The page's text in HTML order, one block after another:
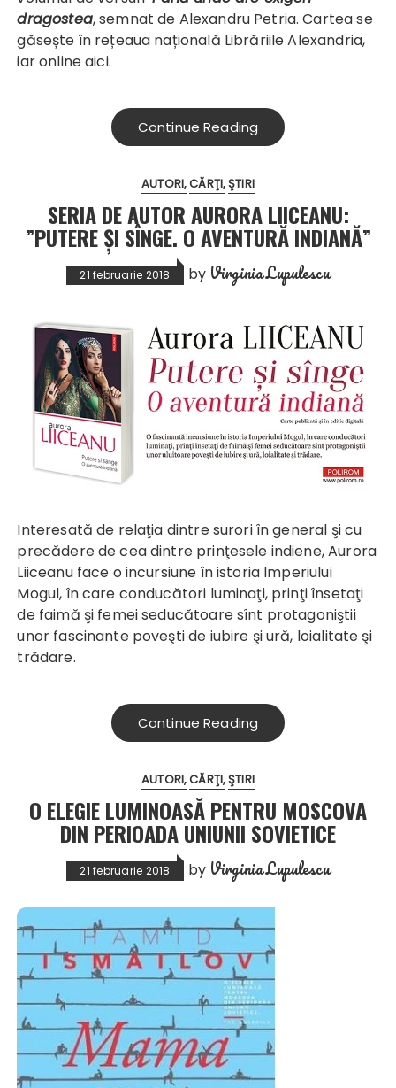
dragostea, semnat de Alexandru Petria. Cartea se
găsește în rețeaua națională Librăriile Alexandria,
iar onlineaici.
Continue Reading
AUTORI CĂRŢI ŞTIRI
SERIA DE AUTOR AURORA LIICEANU:
”PUTERE ŞI SÎNGE. O AVENTURĂ INDIANĂ”
21 februarie 2018 by Virginia Lupulescu
Interesată de relaţia dintre surori în general şi cu
precădere de cea dintre prinţesele indiene, Aurora
Liiceanu face o incursiune în istoria Imperiului
Mogul, în care conducători luminaţi, prinţi însetaţi
de faimă şi femei seducătoare sînt protagoniştii
unor fascinante poveşti de iubire şi ură, loialitate şi
trădare.
Continue Reading
AUTORI CĂRŢI ŞTIRI
O ELEGIE LUMINOASĂ PENTRU MOSCOVA
DIN PERIOADA UNIUNII SOVIETICE
21 februarie 2018 by Virginia Lupulescu